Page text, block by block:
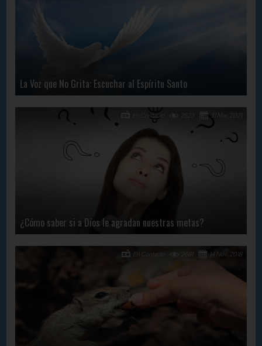
La Voz que No Grita: Escuchar al Espíritu Santo
¿Cómo saber si a Dios le agradan nuestras metas?
31 Mar, 2021
2623
En Contacto
14 Nov, 2018
2681
En Contacto